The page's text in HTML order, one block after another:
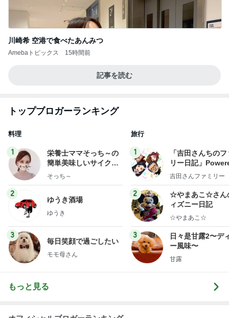
川崎希 空港で食べたあんみつ
Amebaトピックス 15時間前
記事を読む
トップブロガーランキング
料理
1
栄養士ママそっち～の
簡単美味しいサイクル
献立
そっち～
2
ゆうき酒場
ゆうき
3
毎日笑顔で過ごしたい
モモ母さん
旅行
1
「吉田さんちの
リー日記」
y Ameba 吉田さ
ログ
吉田さんファミリー
2
☆やまあこ☆さん
ィズニー日記
☆やまあこ☆
3
日々是甘露2〜デ
ー風味〜
甘露
もっと見る